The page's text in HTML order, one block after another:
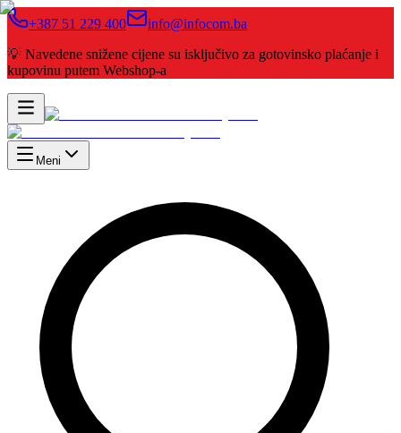
+387 51 229 400
info@infocom.ba
💡 Navedene snižene cijene su isključivo za gotovinsko plaćanje i
kupovinu putem Webshop-a
Meni